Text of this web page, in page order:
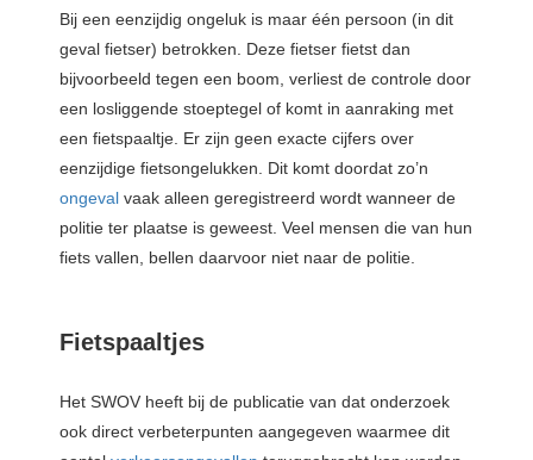
Bij een eenzijdig ongeluk is maar één persoon (in dit
geval fietser) betrokken. Deze fietser fietst dan
bijvoorbeeld tegen een boom, verliest de controle door
een losliggende stoeptegel of komt in aanraking met
een fietspaaltje. Er zijn geen exacte cijfers over
eenzijdige fietsongelukken. Dit komt doordat zo’n
ongeval vaak alleen geregistreerd wordt wanneer de
politie ter plaatse is geweest. Veel mensen die van hun
fiets vallen, bellen daarvoor niet naar de politie.
Fietspaaltjes
Het SWOV heeft bij de publicatie van dat onderzoek
ook direct verbeterpunten aangegeven waarmee dit